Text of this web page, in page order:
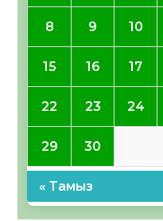
8 9 10
15 16 17
22 23 24
29 30
« Тамыз